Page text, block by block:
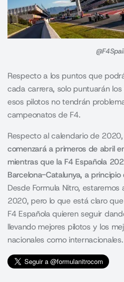
Respecto a los puntos que
cada carrera, solo puntuarán
esos pilotos no tendrán
campeonatos de F4.
Respecto al calendario de
comenzará a primeros de abril
mientras que la F4 Española
Barcelona-Catalunya, a
Desde Formula Nitro,
2020, pero lo que está claro
F4 Española quieren seguir
llevando mejores pilotos y los
nacionales como internacionales.